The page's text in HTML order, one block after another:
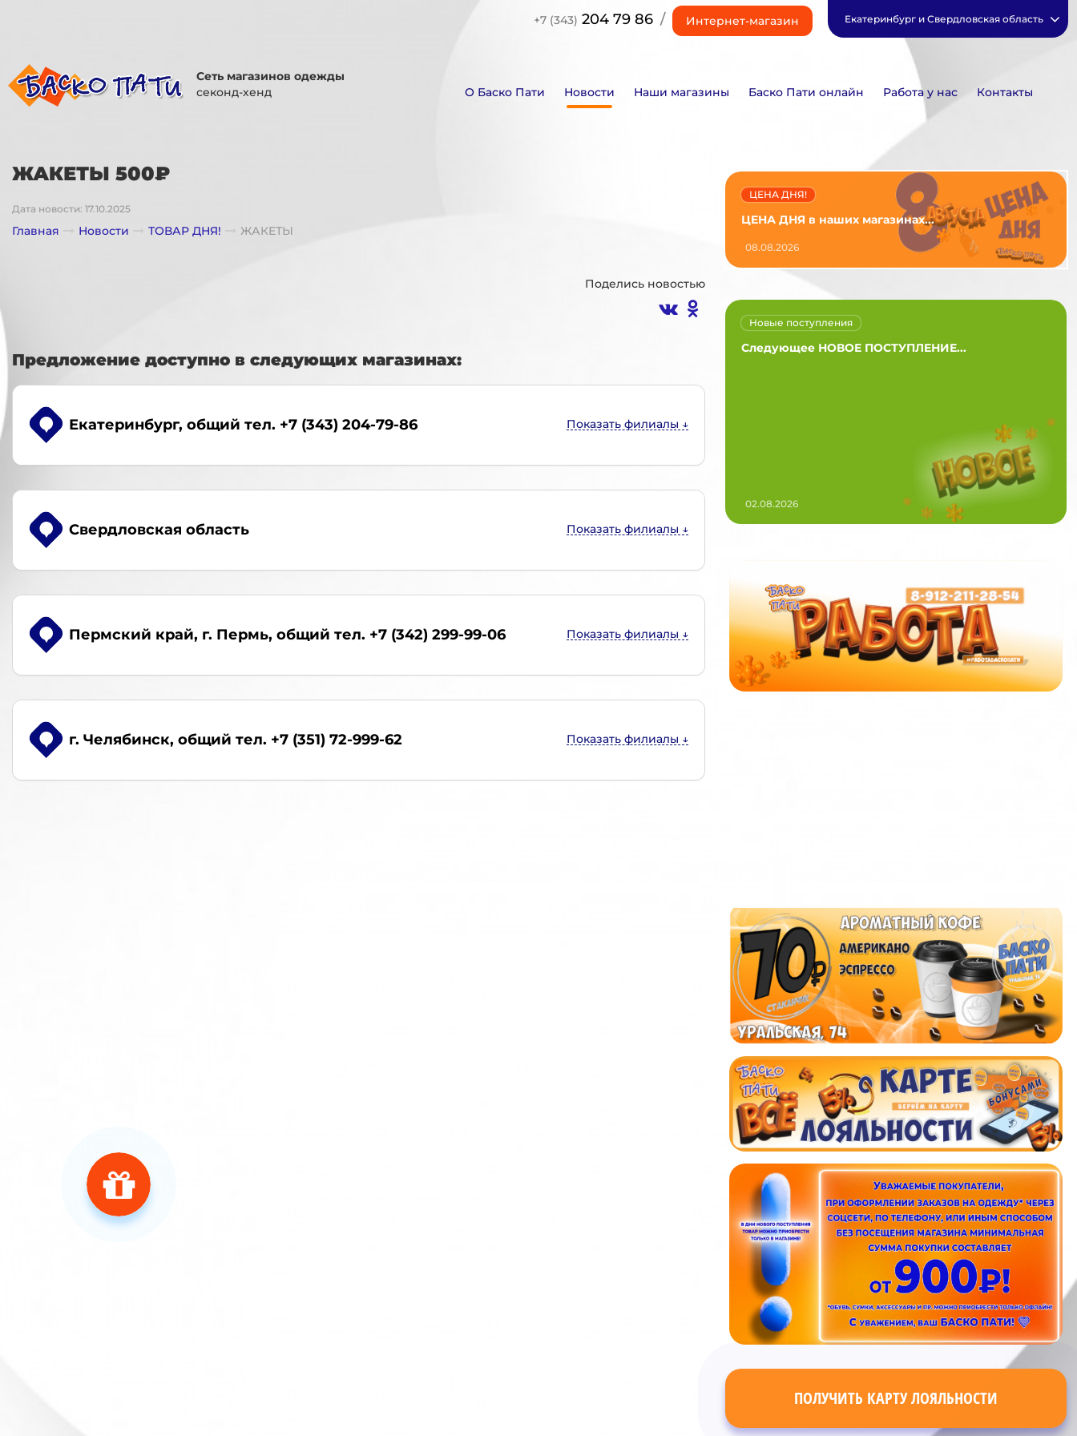
+7 (343) 204 79 86 / Интернет-магазин Екатеринбург и Свердловская область
Сеть магазинов одежды
секонд-хенд
О Баско Пати Новости Наши магазины Баско Пати онлайн Работа у нас Контакты
ЖАКЕТЫ 500₽
Дата новости: 17.10.2025
Главная Новости ТОВАР ДНЯ! ЖАКЕТЫ
Поделись новостью
Предложение доступно в следующих магазинах:
Екатеринбург, общий тел. +7 (343) 204-79-86
Свердловская область
Пермский край, г. Пермь, общий тел. +7 (342) 299-99-06
г. Челябинск, общий тел. +7 (351) 72-999-62
ЦЕНА ДНЯ в наших магазинах...
ЦЕНА ДНЯ!
08.08.2026
Следующее НОВОЕ ПОСТУПЛЕНИЕ...
Новые поступления
02.08.2026
ПОЛУЧИТЬ КАРТУ ЛОЯЛЬНОСТИ